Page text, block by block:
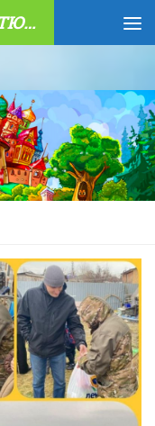
МАДОУ Д/С №134 ГОРОДА ТЮМЕНИ